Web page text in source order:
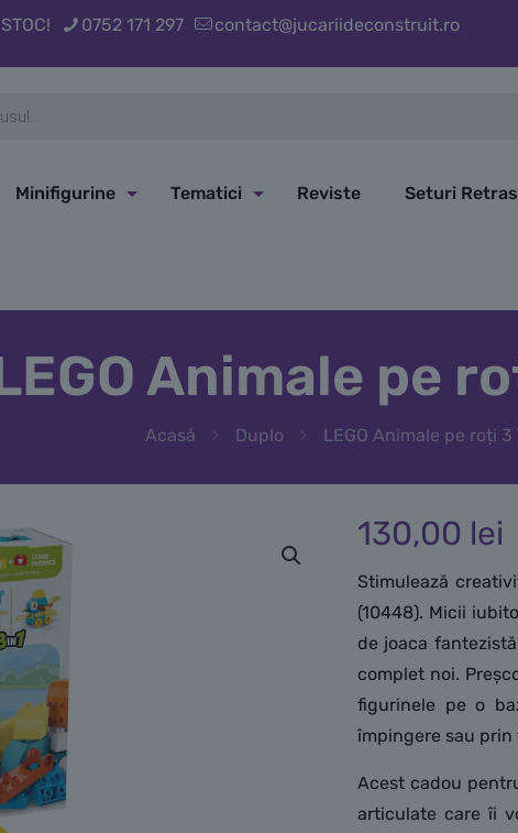
0752 171 297 contact@jucariideconstruit.ro
Minifigurine Tematici Reviste Seturi
Animale pe
Acasă Duplo LEGO Animale pe roți 3
130,00 lei
Stimulează
(10448). Micii
de joaca
complet noi.
figurinele pe o
împingere sau prin
Acest cadou
articulate care îi